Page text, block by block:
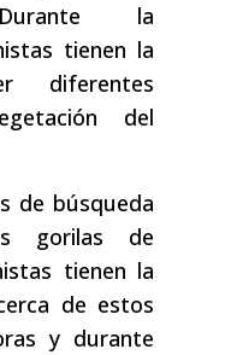
Durante la
tienen la
diferentes
del
de búsqueda
gorilas de
tienen la
de estos
y durante